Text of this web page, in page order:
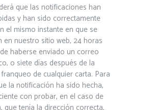
que las notificaciones han
y han sido correctamente
el mismo instante en que se
en nuestro sitio web, 24 horas
haberse enviado un correo
o siete días después de la
de cualquier carta. Para
la notificación ha sido hecha,
con probar, en el caso de